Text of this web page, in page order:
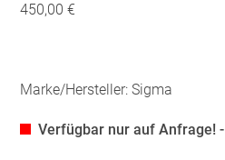
450,00 €
Marke/Hersteller: Sigma
Verfügbar nur auf Anfrage! -